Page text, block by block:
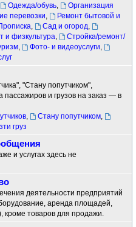
Одежда/обувь,
Организация
перевозки,
Ремонт бытовой и
, Сад и огород,
и физкультура,
Стройка/ремонт/
, Фото- и видеоуслуги,
"Стану попутчиком",
пассажиров и грузов на заказ — в
, Стану попутчиком,
груз
и услугах здесь не
деятельности предприятий
аренда площадей,
кроме товаров для продажи.